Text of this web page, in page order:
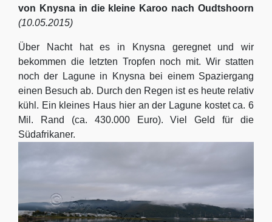
von Knysna in die kleine Karoo nach Oudtshoorn
(10.05.2015)
Über Nacht hat es in Knysna geregnet und wir
bekommen die letzten Tropfen noch mit. Wir statten
noch der Lagune in Knysna bei einem Spaziergang
einen Besuch ab. Durch den Regen ist es heute relativ
kühl. Ein kleines Haus hier an der Lagune kostet ca. 6
Mil. Rand (ca. 430.000 Euro). Viel Geld für die
Südafrikaner.